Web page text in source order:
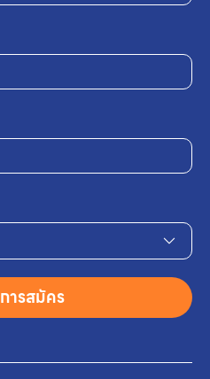
ารสมัคร